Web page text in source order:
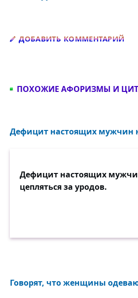
ДОБАВИТЬ КОММЕНТАРИЙ
ПОХОЖИЕ АФОРИЗМЫ И
Дефицит настоящих мужчин
Дефицит настоящих
цепляться за уродов.
Говорят, что женщины